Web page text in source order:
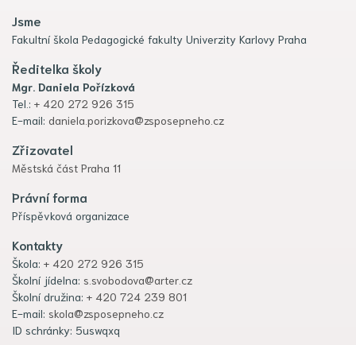
Jsme
Fakultní škola Pedagogické fakulty Univerzity Karlovy Praha
Ředitelka školy
Mgr. Daniela Pořízková
Tel.: + 420 272 926 315
E-mail: daniela.porizkova@zsposepneho.cz
Zřizovatel
Městská část Praha 11
Právní forma
Příspěvková organizace
Kontakty
Škola: + 420 272 926 315
Školní jídelna: s.svobodova@arter.cz
Školní družina: + 420 724 239 801
E-mail: skola@zsposepneho.cz
ID schránky: 5uswqxq